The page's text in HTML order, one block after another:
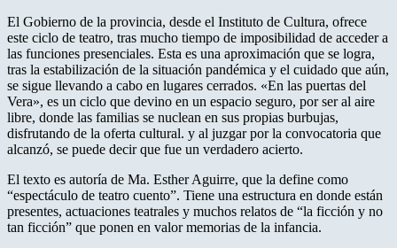
El Gobierno de la provincia, desde el Instituto de Cultura, ofrece
este ciclo de teatro, tras mucho tiempo de imposibilidad de acceder a
las funciones presenciales. Esta es una aproximación que se logra,
tras la estabilización de la situación pandémica y el cuidado que aún,
se sigue llevando a cabo en lugares cerrados. «En las puertas del
Vera», es un ciclo que devino en un espacio seguro, por ser al aire
libre, donde las familias se nuclean en sus propias burbujas,
disfrutando de la oferta cultural. y al juzgar por la convocatoria que
alcanzó, se puede decir que fue un verdadero acierto.
El texto es autoría de Ma. Esther Aguirre, que la define como
“espectáculo de teatro cuento”. Tiene una estructura en donde están
presentes, actuaciones teatrales y muchos relatos de “la ficción y no
tan ficción” que ponen en valor memorias de la infancia.